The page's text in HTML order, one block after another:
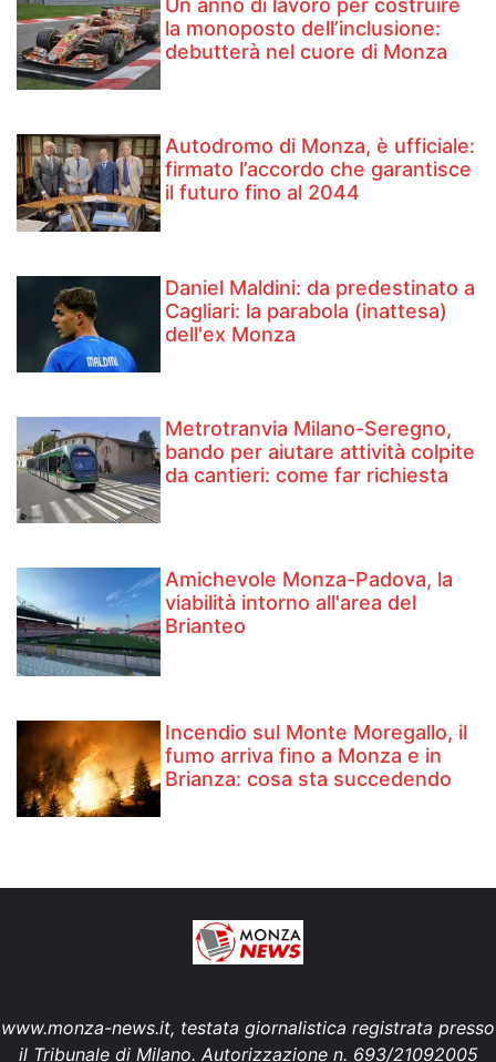
Un anno di lavoro per costruire
la monoposto dell’inclusione:
debutterà nel cuore di Monza
Autodromo di Monza, è ufficiale:
firmato l’accordo che garantisce
il futuro fino al 2044
Daniel Maldini: ​da predestinato a
Cagliari: la parabola (inattesa)
dell'ex Monza
Metrotranvia Milano-Seregno,
bando per aiutare attività colpite
da cantieri: come far richiesta
Amichevole Monza-Padova, la
viabilità intorno all'area del
Brianteo
Incendio sul Monte Moregallo, il
fumo arriva fino a Monza e in
Brianza: cosa sta succedendo
www.monza-news.it, testata giornalistica registrata presso
il Tribunale di Milano. Autorizzazione n. 693/21092005